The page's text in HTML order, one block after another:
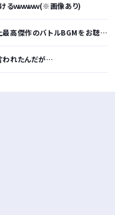
るｗｗｗｗｗ(※画像あり)
BGMをお聴き下さいｗｗｗｗｗｗｗｗｗｗ
われたんだが…